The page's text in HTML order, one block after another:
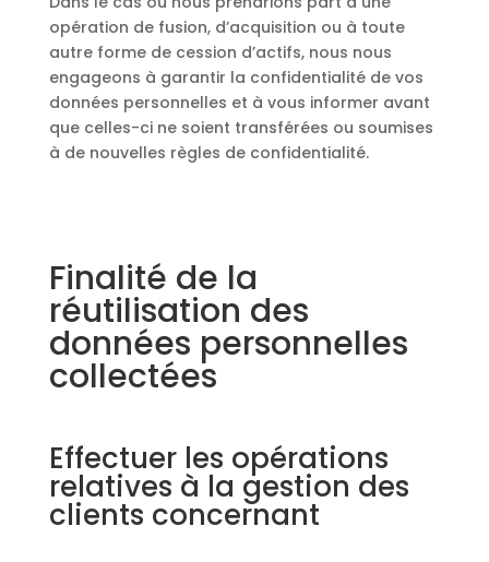
opération de fusion, d’acquisition ou à toute
autre forme de cession d’actifs, nous nous
engageons à garantir la confidentialité de vos
données personnelles et à vous informer avant
que celles-ci ne soient transférées ou soumises
à de nouvelles règles de confidentialité.
Finalité de la
réutilisation des
données personnelles
collectées
Effectuer les opérations
relatives à la gestion des
clients concernant